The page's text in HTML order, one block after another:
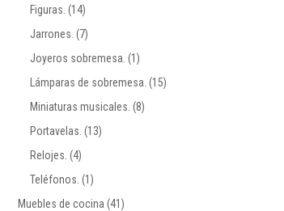
Figuras. (14)
Jarrones. (7)
Joyeros sobremesa. (1)
Lámparas de sobremesa. (15)
Miniaturas musicales. (8)
Portavelas. (13)
Relojes. (4)
Teléfonos. (1)
Muebles de cocina (41)